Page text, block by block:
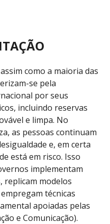
como a maioria das
se pela
por seus
incluindo reservas
e limpa. No
as pessoas continuam
e, em certa
está em risco. Isso
implementam
replicam modelos
técnicas
apoiadas pelas
e Comunicação).